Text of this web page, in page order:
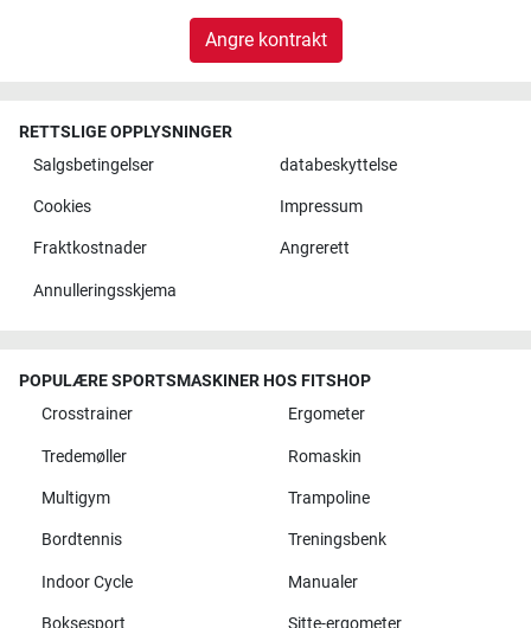
Angre kontrakt
RETTSLIGE OPPLYSNINGER
Salgsbetingelser
databeskyttelse
Cookies Impressum
Fraktkostnader Angrerett
Annulleringsskjema
POPULÆRE SPORTSMASKINER HOS FITSHOP
Crosstrainer
Ergometer
Tredemøller Romaskin
Multigym Trampoline
Bordtennis Treningsbenk
Indoor Cycle Manualer
Boksesport Sitte-ergometer